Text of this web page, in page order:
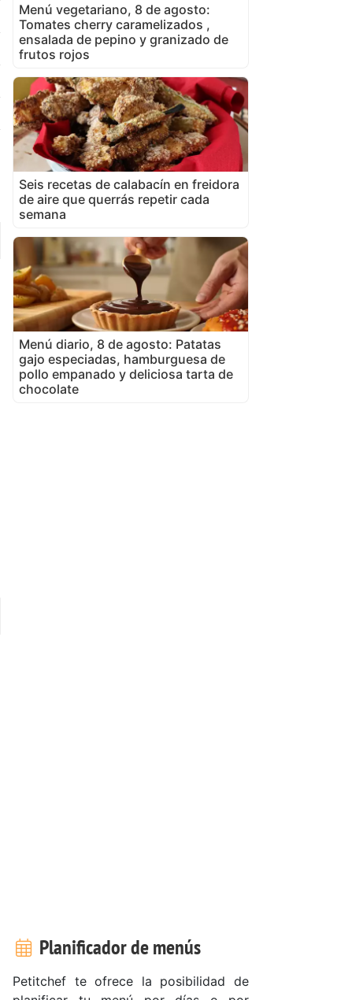
Menú vegetariano, 8 de agosto:
Tomates cherry caramelizados ,
ensalada de pepino y granizado de
frutos rojos
Seis recetas de calabacín en freidora
de aire que querrás repetir cada
semana
Menú diario, 8 de agosto: Patatas
gajo especiadas, hamburguesa de
pollo empanado y deliciosa tarta de
chocolate
Planificador de menús
Petitchef te ofrece la posibilidad de